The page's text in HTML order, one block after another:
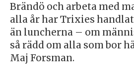
Brändö och arbeta med
alla år har Trixies
än luncherna – om
så rädd om alla som bor
Maj Forsman.